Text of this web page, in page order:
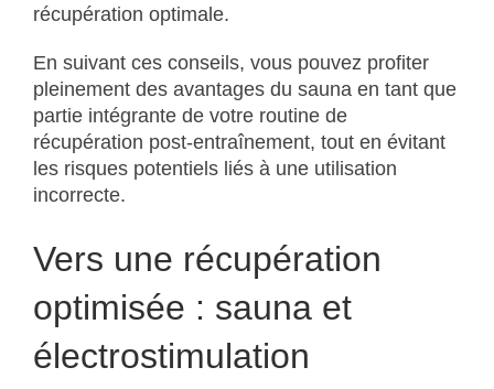
récupération optimale.
En suivant ces conseils, vous pouvez profiter
pleinement des avantages du sauna en tant que
partie intégrante de votre routine de
récupération post-entraînement, tout en évitant
les risques potentiels liés à une utilisation
incorrecte.
Vers une récupération
optimisée : sauna et
électrostimulation